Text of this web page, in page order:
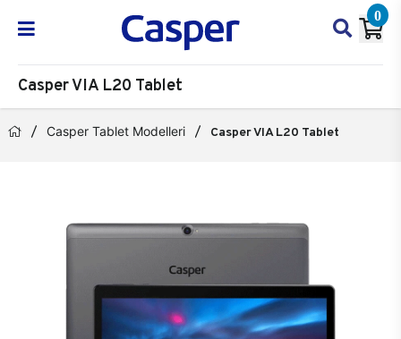
0
Casper VIA L20 Tablet
Casper Tablet Modelleri Casper VIA L20 Tablet